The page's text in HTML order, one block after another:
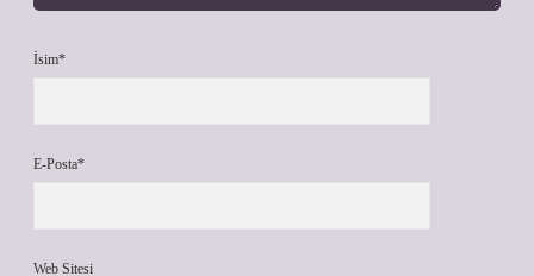
İsim*
E-Posta*
Web Sitesi